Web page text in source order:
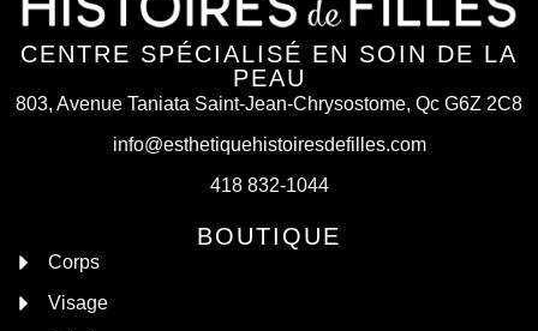
CENTRE SPÉCIALISÉ EN SOIN DE LA
PEAU
803, Avenue Taniata Saint-Jean-Chrysostome, Qc G6Z 2C8
info@esthetiquehistoiresdefilles.com
418 832-1044
BOUTIQUE
Corps
Visage